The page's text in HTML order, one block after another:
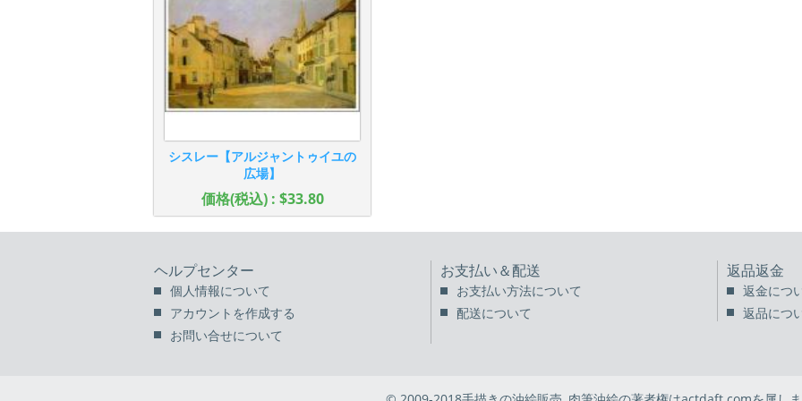
シスレー【アルジャントゥイユの
広場】
価格(税込) : $33.80
ヘルプセンター
個人情報について
アカウントを作成する
お問い合せについて
お支払い＆配送
お支払い方法について
配送について
返品返金
返金につ
返品につ